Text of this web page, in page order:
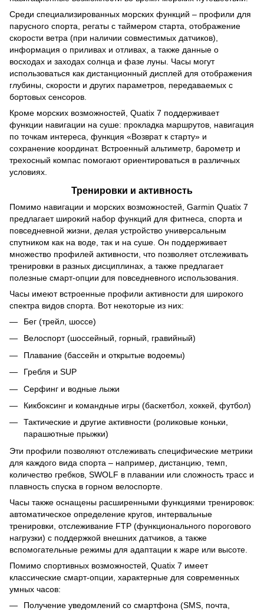
Среди специализированных морских функций – профили для
парусного спорта, регаты с таймером старта, отображение
скорости ветра (при наличии совместимых датчиков),
информация о приливах и отливах, а также данные о
восходах и заходах солнца и фазе луны. Часы могут
использоваться как дистанционный дисплей для отображения
глубины, скорости и других параметров, передаваемых с
бортовых сенсоров.
Кроме морских возможностей, Quatix 7 поддерживает
функции навигации на суше: прокладка маршрутов, навигация
по точкам интереса, функция «Возврат к старту» и
сохранение координат. Встроенный альтиметр, барометр и
трехосный компас помогают ориентироваться в различных
условиях.
Тренировки и активность
Помимо навигации и морских возможностей, Garmin Quatix 7
предлагает широкий набор функций для фитнеса, спорта и
повседневной жизни, делая устройство универсальным
спутником как на воде, так и на суше. Он поддерживает
множество профилей активности, что позволяет отслеживать
тренировки в разных дисциплинах, а также предлагает
полезные смарт-опции для повседневного использования.
Часы имеют встроенные профили активности для широкого
спектра видов спорта. Вот некоторые из них:
Бег (трейл, шоссе)
Велоспорт (шоссейный, горный, гравийный)
Плавание (бассейн и открытые водоемы)
Гребля и SUP
Серфинг и водные лыжи
Кикбоксинг и командные игры (баскетбол, хоккей, футбол)
Тактические и другие активности (роликовые коньки,
парашютные прыжки)
Эти профили позволяют отслеживать специфические метрики
для каждого вида спорта – например, дистанцию, темп,
количество гребков, SWOLF в плавании или сложность трасс и
плавность спуска в горном велоспорте.
Часы также оснащены расширенными функциями тренировок:
автоматическое определение кругов, интервальные
тренировки, отслеживание FTP (функционального порогового
нагрузки) с поддержкой внешних датчиков, а также
вспомогательные режимы для адаптации к жаре или высоте.
Помимо спортивных возможностей, Quatix 7 имеет
классические смарт-опции, характерные для современных
умных часов:
Получение уведомлений со смартфона (SMS, почта,